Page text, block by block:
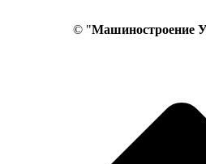
© "Машиностроение